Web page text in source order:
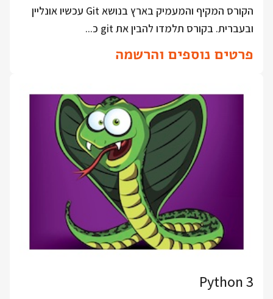
הקורס המקיף והמעמיק בארץ בנושא Git עכשיו אונליין
ובעברית. בקורס תלמדו להבין את git כ...
פרטים נוספים והרשמה
Python 3